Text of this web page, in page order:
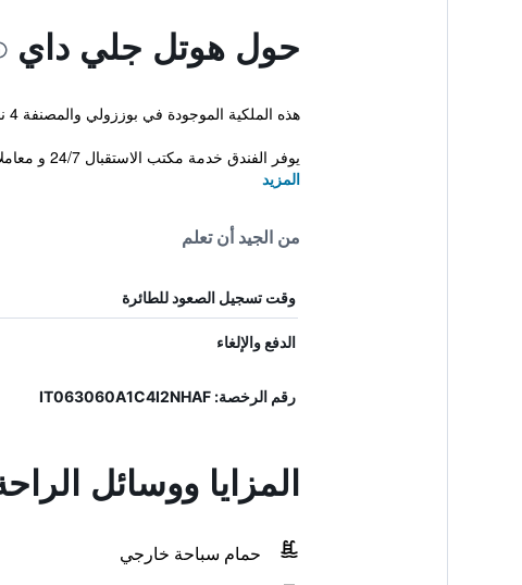
حول هوتل جلي داي
هذه الملكية الموجودة في بوززولي والمصنفة 4 نجوم، هي فريدة وحديثة للغاية. كما يقدم هذا الفندق الفاخر للضيوف مسبح خارجي، إنترنت مجاني وجاكوزي.
يوفر الفندق خدمة مكتب الاستقبال 24/7 و معاملات فورية...
المزيد
من الجيد أن تعلم
وقت تسجيل الصعود للطائرة
الدفع والإلغاء
رقم الرخصة: IT063060A1C4I2NHAF
المزايا ووسائل
حمام سباحة خارجي